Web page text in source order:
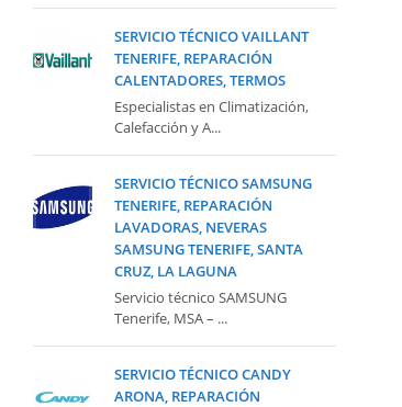
SERVICIO TÉCNICO VAILLANT
TENERIFE, REPARACIÓN
CALENTADORES, TERMOS
Especialistas en Climatización,
Calefacción y A...
SERVICIO TÉCNICO SAMSUNG
TENERIFE, REPARACIÓN
LAVADORAS, NEVERAS
SAMSUNG TENERIFE, SANTA
CRUZ, LA LAGUNA
Servicio técnico SAMSUNG
Tenerife, MSA – ...
SERVICIO TÉCNICO CANDY
ARONA, REPARACIÓN